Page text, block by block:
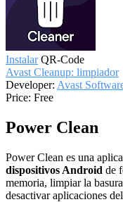
Instalar QR-Code
Avast Cleanup: limpiador
Developer: Avast
Price: Free
Power Clean
Power Clean es una
dispositivos Android de
memoria, limpiar la
desactivar aplicaciones